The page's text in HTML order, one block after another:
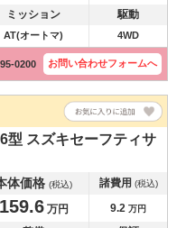
ミッション 駆動
AT(オートマ) 4WD
0200 お問い合わせフォームへ
型 スズキセーフティサ
体価格 (税込) 諸費用 (税込)
159.6万円 9.2 万円